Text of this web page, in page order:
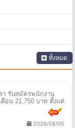
ทั้งหมด
า รับสมัครพนักงาน
อน 21,750 บาท ตั้งแต่
2026/08/05